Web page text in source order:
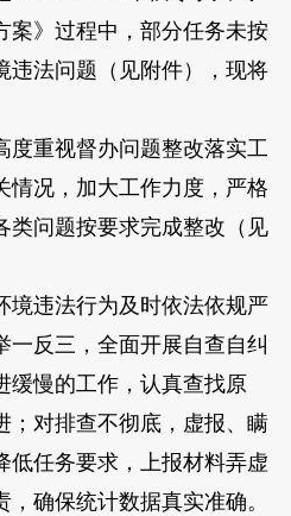
案》过程中，部分任务未按
违法问题（见附件），现将
重视督办问题整改落实工
情况，加大工作力度，严格
类问题按要求完成整改（见
违法行为及时依法依规严
一反三，全面开展自查自纠
缓慢的工作，认真查找原
；对排查不彻底，虚报、瞒
低任务要求，上报材料弄虚
确保统计数据真实准确。